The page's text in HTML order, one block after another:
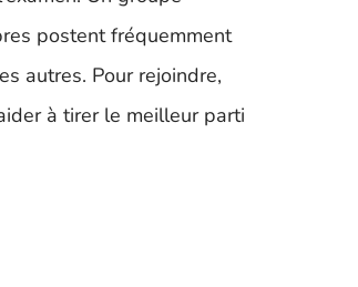
postent fréquemment
autres. Pour rejoindre,
à tirer le meilleur parti